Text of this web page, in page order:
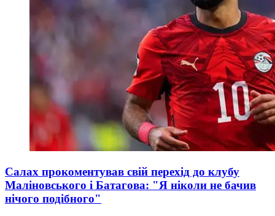
Салах прокоментував свій перехід до клубу
Маліновського і Батагова: "Я ніколи не бачив
нічого подібного"